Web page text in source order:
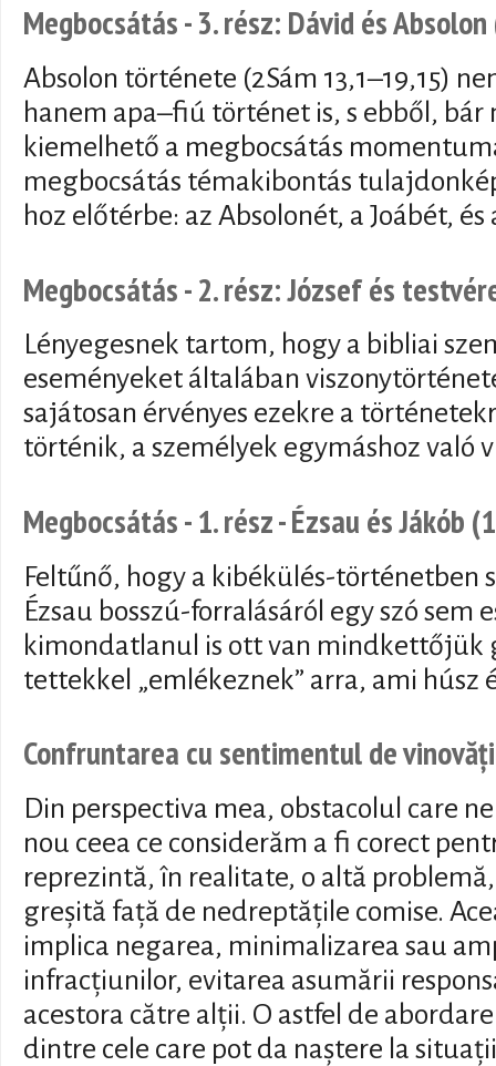
Megbocsátás - 3. rész: Dávid és
Absolon története (2Sám 13,1–19,15)
hanem apa–fiú történet is, s ebből, bár
kiemelhető a megbocsátás
megbocsátás témakibontás
hoz előtérbe: az Absolonét, a Joábét,
Megbocsátás - 2. rész: József és
Lényegesnek tartom, hogy a bibliai
eseményeket általában
sajátosan érvényes ezekre a
történik, a személyek egymáshoz való
Megbocsátás - 1. rész - Ézsau és Jákób
Feltűnő, hogy a kibékülés-történetben
Ézsau bosszú-forralásáról egy szó sem
kimondatlanul is ott van mindkettőjük
tettekkel „emlékeznek” arra, ami húsz
Confruntarea cu sentimentul de
Din perspectiva mea, obstacolul care
nou ceea ce considerăm a fi corect
reprezintă, în realitate, o altă
greșită față de nedreptățile comise.
implica negarea, minimalizarea sau
infracțiunilor, evitarea asumării
acestora către alții. O astfel de
dintre cele care pot da naștere la